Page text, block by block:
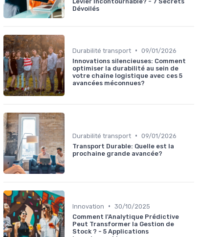
Dévoilés
Durabilité transport • 09/01/2026
Innovations silencieuses: Comment
optimiser la durabilité au sein de
votre chaîne logistique avec ces 5
avancées méconnues?
Durabilité transport • 09/01/2026
Transport Durable: Quelle est la
prochaine grande avancée?
Innovation • 30/10/2025
Comment l'Analytique Prédictive
Peut Transformer la Gestion de
Stock ? - 5 Applications